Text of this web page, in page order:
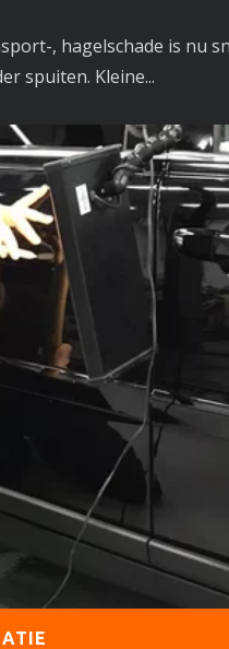
, hagelschade is nu
spuiten. Kleine...